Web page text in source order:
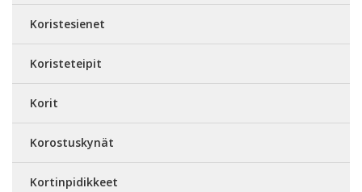
Koristesienet
Koristeteipit
Korit
Korostuskynät
Kortinpidikkeet